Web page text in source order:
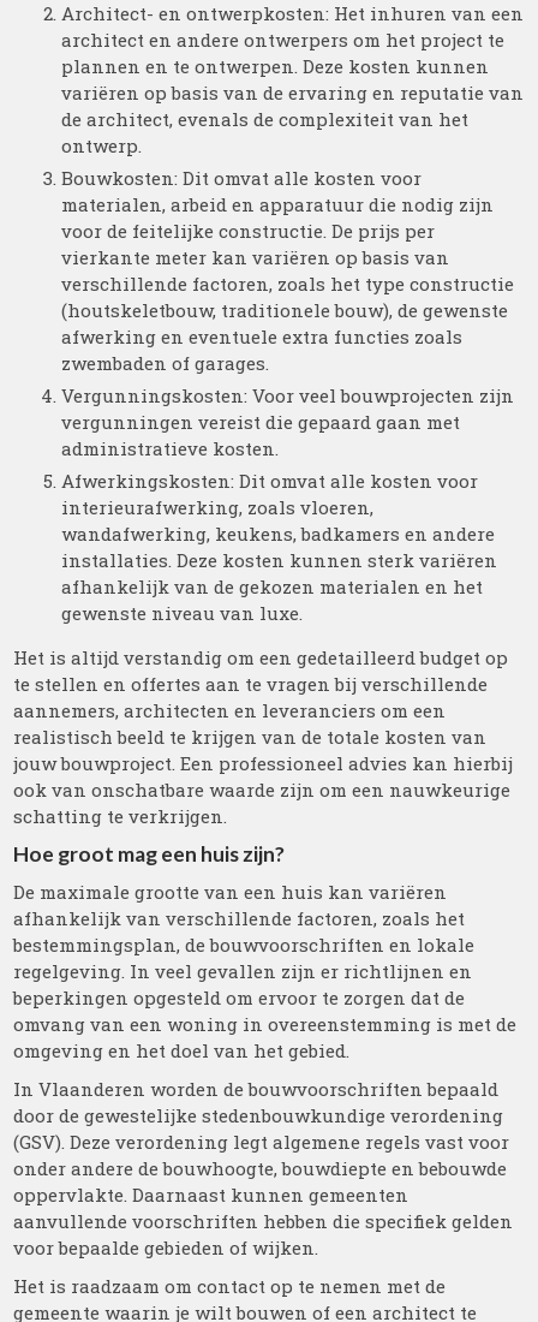
Architect- en ontwerpkosten: Het inhuren van een
architect en andere ontwerpers om het project te
plannen en te ontwerpen. Deze kosten kunnen
variëren op basis van de ervaring en reputatie van
de architect, evenals de complexiteit van het
ontwerp.
Bouwkosten: Dit omvat alle kosten voor
materialen, arbeid en apparatuur die nodig zijn
voor de feitelijke constructie. De prijs per
vierkante meter kan variëren op basis van
verschillende factoren, zoals het type constructie
(houtskeletbouw, traditionele bouw), de gewenste
afwerking en eventuele extra functies zoals
zwembaden of garages.
Vergunningskosten: Voor veel bouwprojecten zijn
vergunningen vereist die gepaard gaan met
administratieve kosten.
Afwerkingskosten: Dit omvat alle kosten voor
interieurafwerking, zoals vloeren,
wandafwerking, keukens, badkamers en andere
installaties. Deze kosten kunnen sterk variëren
afhankelijk van de gekozen materialen en het
gewenste niveau van luxe.
Het is altijd verstandig om een gedetailleerd budget op
te stellen en offertes aan te vragen bij verschillende
aannemers, architecten en leveranciers om een
realistisch beeld te krijgen van de totale kosten van
jouw bouwproject. Een professioneel advies kan hierbij
ook van onschatbare waarde zijn om een nauwkeurige
schatting te verkrijgen.
Hoe groot mag een huis zijn?
De maximale grootte van een huis kan variëren
afhankelijk van verschillende factoren, zoals het
bestemmingsplan, de bouwvoorschriften en lokale
regelgeving. In veel gevallen zijn er richtlijnen en
beperkingen opgesteld om ervoor te zorgen dat de
omvang van een woning in overeenstemming is met de
omgeving en het doel van het gebied.
In Vlaanderen worden de bouwvoorschriften bepaald
door de gewestelijke stedenbouwkundige verordening
(GSV). Deze verordening legt algemene regels vast voor
onder andere de bouwhoogte, bouwdiepte en bebouwde
oppervlakte. Daarnaast kunnen gemeenten
aanvullende voorschriften hebben die specifiek gelden
voor bepaalde gebieden of wijken.
Het is raadzaam om contact op te nemen met de
gemeente waarin je wilt bouwen of een architect te